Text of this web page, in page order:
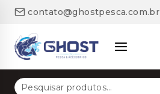
contato@ghostpesca.com.br
Pesquisar